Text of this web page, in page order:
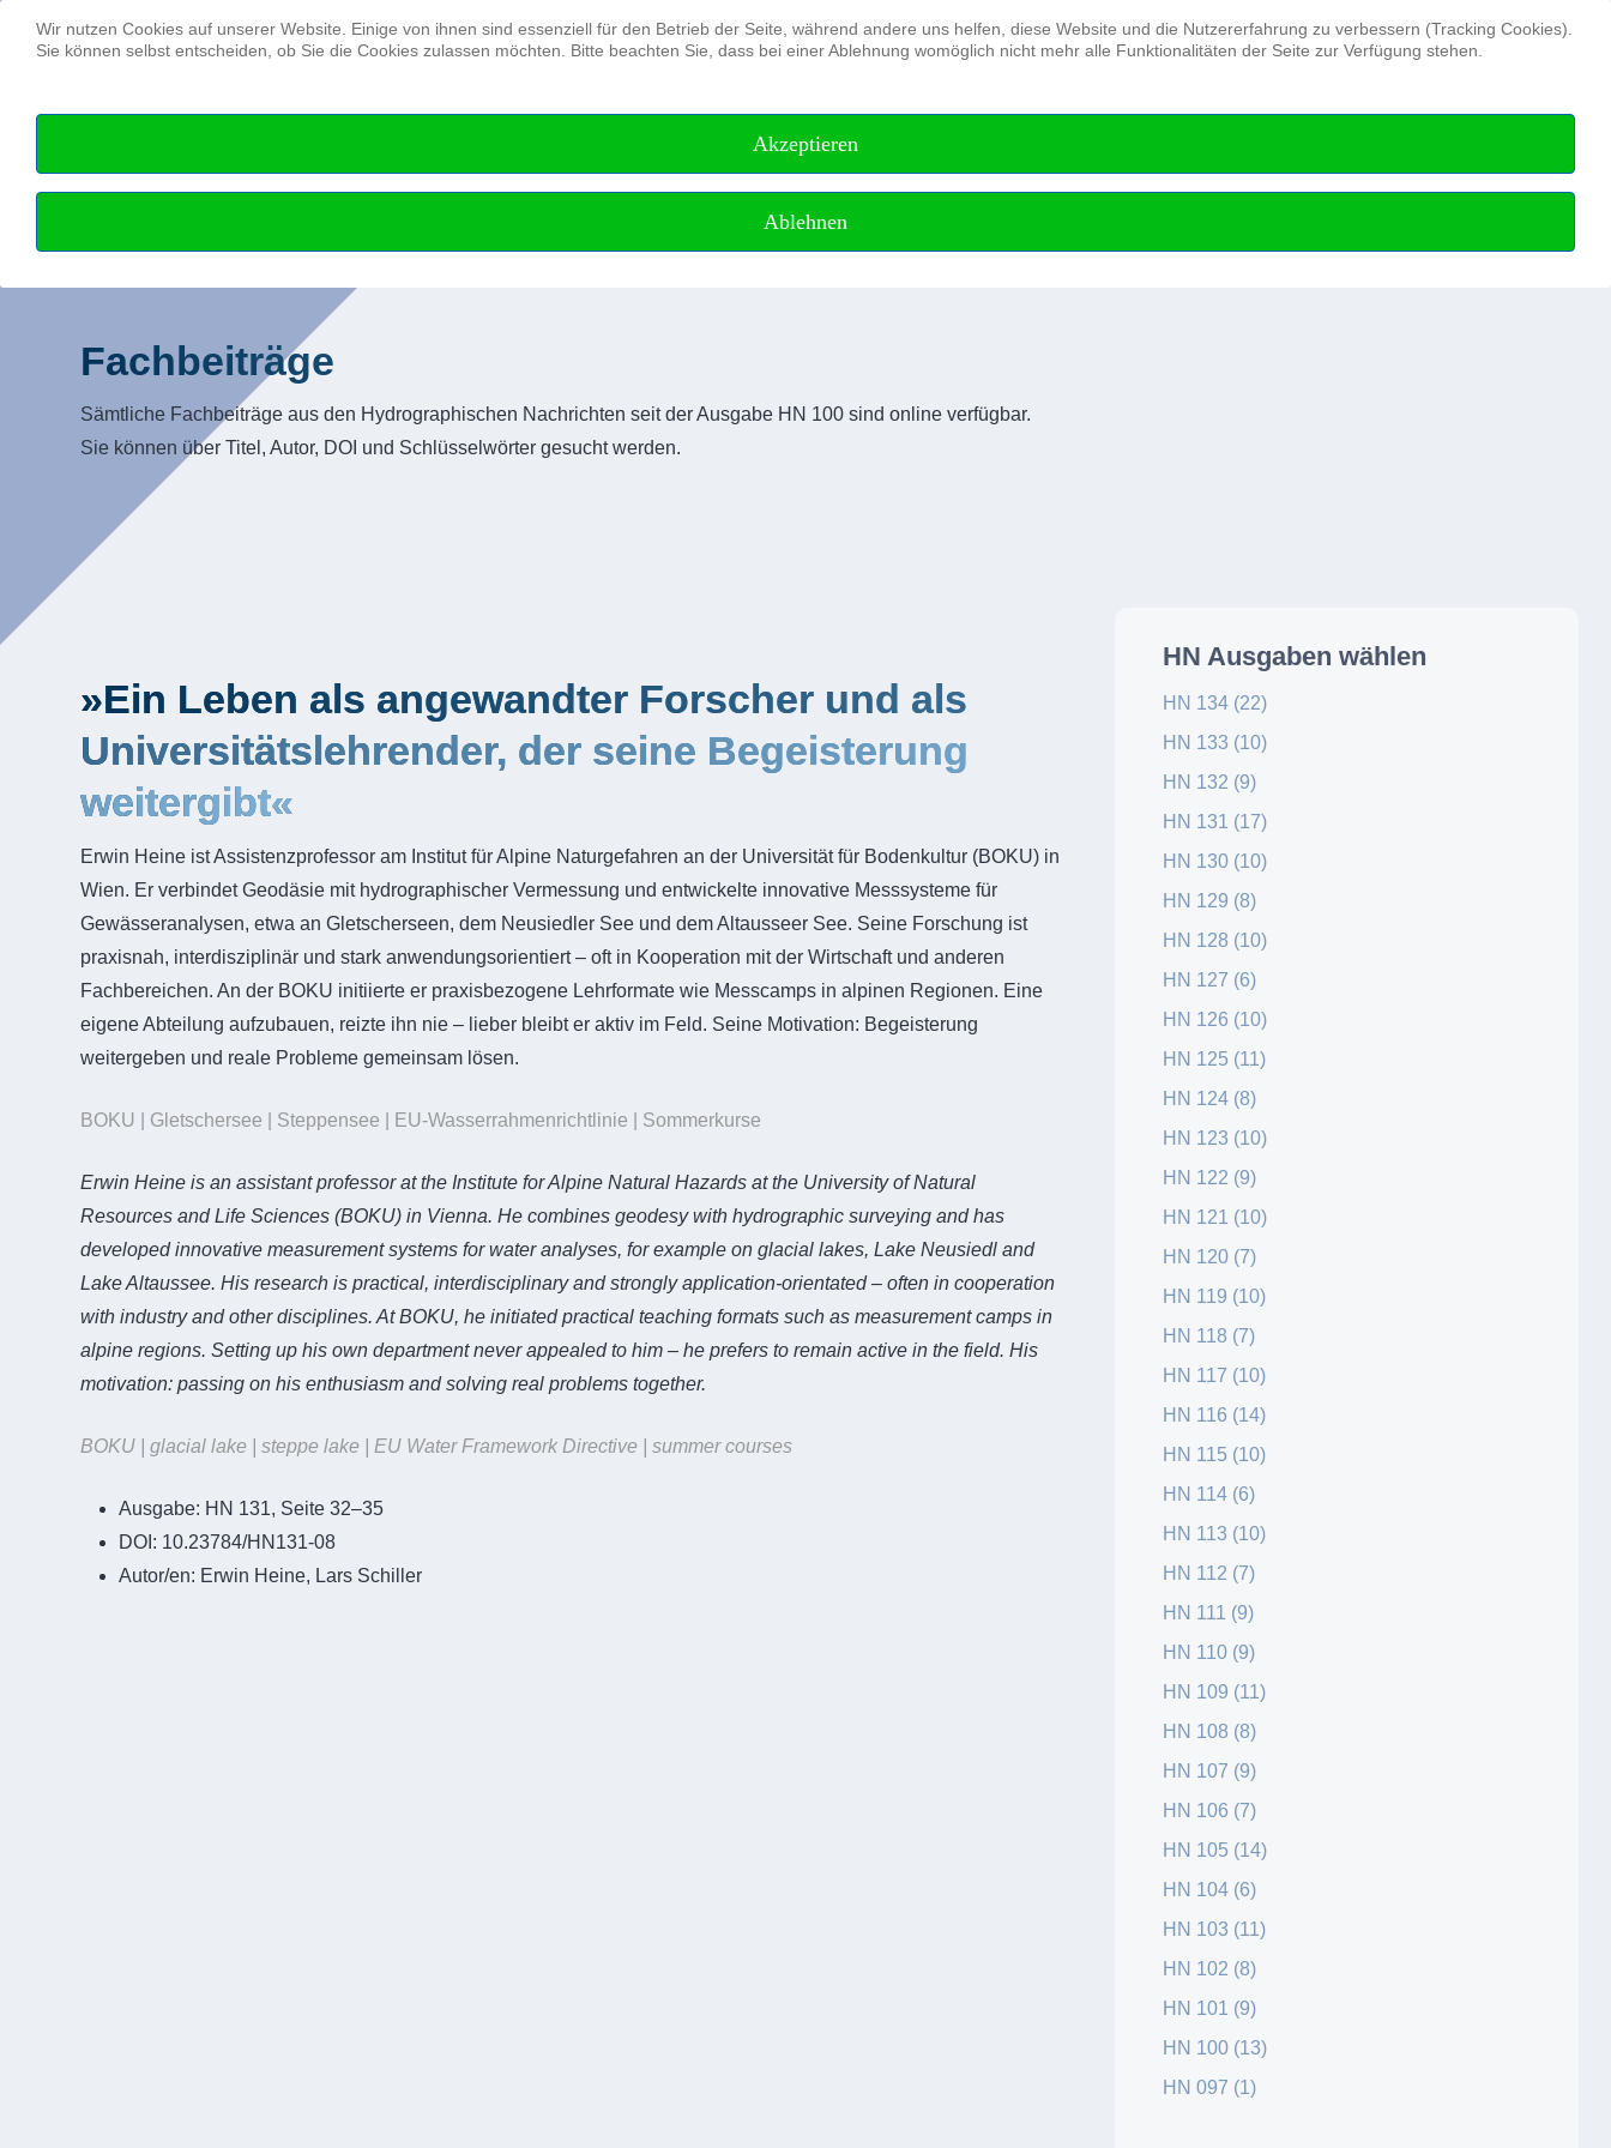
Suchen ...
Der Verein Journal of Applied Hydrography Hydrographentag Beruf Hydrographie
Fachbeiträge
Sämtliche Fachbeiträge aus den Hydrographischen Nachrichten seit der Ausgabe HN 100 sind online verfügbar.
Sie können über Titel, Autor, DOI und Schlüsselwörter gesucht werden.
HN Ausgaben wählen
HN 134 (22)
HN 133 (10)
HN 132 (9)
HN 131 (17)
HN 130 (10)
HN 129 (8)
HN 128 (10)
HN 127 (6)
HN 126 (10)
HN 125 (11)
HN 124 (8)
HN 123 (10)
HN 122 (9)
HN 121 (10)
HN 120 (7)
HN 119 (10)
HN 118 (7)
HN 117 (10)
HN 116 (14)
HN 115 (10)
HN 114 (6)
HN 113 (10)
HN 112 (7)
HN 111 (9)
HN 110 (9)
HN 109 (11)
HN 108 (8)
HN 107 (9)
HN 106 (7)
HN 105 (14)
HN 104 (6)
HN 103 (11)
HN 102 (8)
HN 101 (9)
HN 100 (13)
HN 097 (1)
»Ein Leben als angewandter Forscher und als
Universitätslehrender, der seine Begeisterung
weitergibt«
Erwin Heine ist Assistenzprofessor am Institut für Alpine Naturgefahren an der Universität für Bodenkultur (BOKU) in
Wien. Er verbindet Geodäsie mit hydrographischer Vermessung und entwickelte innovative Messsysteme für
Gewässeranalysen, etwa an Gletscherseen, dem Neusiedler See und dem Altausseer See. Seine Forschung ist
praxisnah, interdisziplinär und stark anwendungsorientiert – oft in Kooperation mit der Wirtschaft und anderen
Fachbereichen. An der BOKU initiierte er praxisbezogene Lehrformate wie Messcamps in alpinen Regionen. Eine
eigene Abteilung aufzubauen, reizte ihn nie – lieber bleibt er aktiv im Feld. Seine Motivation: Begeisterung
weitergeben und reale Probleme gemeinsam lösen.
BOKU | Gletschersee | Steppensee | EU-Wasserrahmenrichtlinie | Sommerkurse
Erwin Heine is an assistant professor at the Institute for Alpine Natural Hazards at the University of Natural
Resources and Life Sciences (BOKU) in Vienna. He combines geodesy with hydrographic surveying and has
developed innovative measurement systems for water analyses, for example on glacial lakes, Lake Neusiedl and
Lake Altaussee. His research is practical, interdisciplinary and strongly application-orientated – often in cooperation
with industry and other disciplines. At BOKU, he initiated practical teaching formats such as measurement camps in
alpine regions. Setting up his own department never appealed to him – he prefers to remain active in the field. His
motivation: passing on his enthusiasm and solving real problems together.
BOKU | glacial lake | steppe lake | EU Water Framework Directive | summer courses
Ausgabe: HN 131, Seite 32–35
DOI: 10.23784/HN131-08
Autor/en: Erwin Heine, Lars Schiller
Wir nutzen Cookies auf unserer Website. Einige von ihnen sind essenziell für den Betrieb der Seite, während andere uns helfen, diese Website und die Nutzererfahrung zu verbessern (Tracking Cookies).
Sie können selbst entscheiden, ob Sie die Cookies zulassen möchten. Bitte beachten Sie, dass bei einer Ablehnung womöglich nicht mehr alle Funktionalitäten der Seite zur Verfügung stehen.
Akzeptieren
Ablehnen